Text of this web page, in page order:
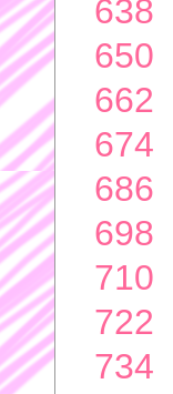
638
650
662
674
686
698
710
722
734